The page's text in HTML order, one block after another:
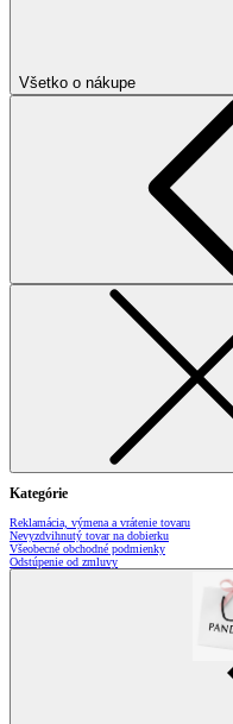
Všetko o nákupe
Kategórie
Reklamácia, výmena a vrátenie tovaru
Nevyzdvihnutý tovar na dobierku
Všeobecné obchodné podmienky
Odstúpenie od zmluvy